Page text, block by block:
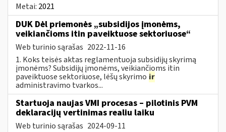
Metai: 2021
DUK Dėl priemonės „subsidijos įmonėms,
veikiančioms itin paveiktuose sektoriuose“
Web turinio sąrašas 2022-11-16
1. Koks teisės aktas reglamentuoja subsidijų skyrimą
įmonėms? Subsidijų įmonėms, veikiančioms itin
paveiktuose sektoriuose, lėšų skyrimo ir
administravimo tvarkos...
Startuoja naujas VMI procesas – pilotinis PVM
deklaracijų vertinimas realiu laiku
Web turinio sąrašas 2024-09-11